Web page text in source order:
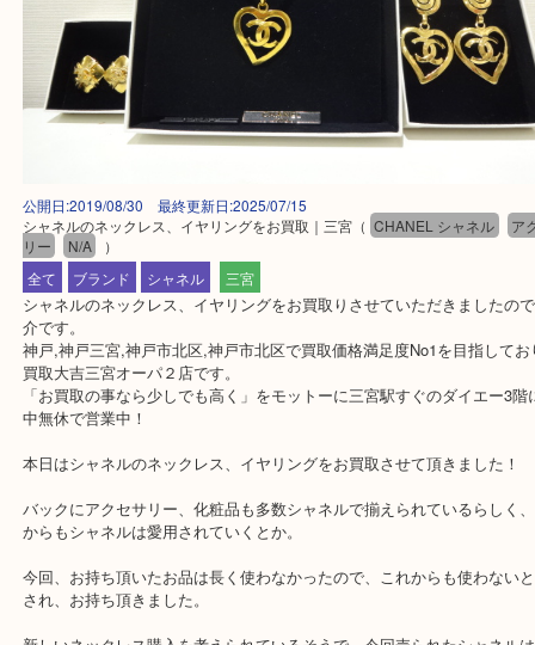
公開日:2019/08/30 最終更新日:2025/07/15
シャネルのネックレス、イヤリングをお買取｜三宮（ CHANEL シャネル
リー
N/A ）
全て ブランド シャネル 三宮
介です。
買取大吉三宮オーパ２店です。
「お買取の事なら少しでも高く」をモットーに三宮駅すぐのダイエ
本日はシャネルのネックレス、イヤリングをお買取させて頂きまし